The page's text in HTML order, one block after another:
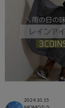
2024.10.15